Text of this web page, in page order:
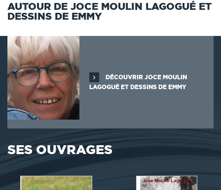
AUTOUR DE JOCE MOULIN LAGOGUÉ ET
DESSINS DE EMMY
DÉCOUVRIR JOCE MOULIN
LAGOGUÉ ET DESSINS DE EMMY
SES OUVRAGES